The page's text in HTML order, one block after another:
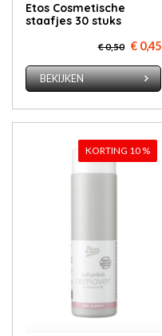
Etos Cos­me­ti­sche
staaf­jes 30 stuks
€ 0,50 € 0,45
BEKIJKEN
KORTING 10 %